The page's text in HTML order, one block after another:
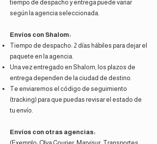
tiempo de despacho y entrega puede variar
según la agencia seleccionada.
Envíos con Shalom:
Tiempo de despacho: 2 días hábiles para dejar el
paquete en la agencia.
Una vez entregado en Shalom, los plazos de
entrega dependen de la ciudad de destino.
Te enviaremos el código de seguimiento
(tracking) para que puedas revisar el estado de
tu envío.
Envíos con otras agencias: